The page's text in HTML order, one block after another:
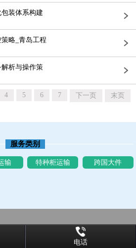
装体系构建
略_青岛工程
析与操作策
4 5 6 7 下一页 末页
服务类别
输 特种柜运输 跨国大件
电话